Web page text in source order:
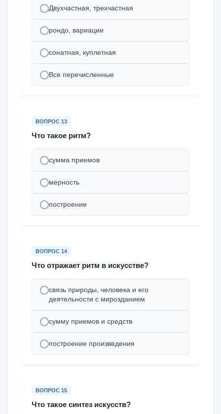
Двухчастная, трехчастная
рондо, вариации
сонатная, куплетная
Все перечисленные
ВОПРОС 13
Что такое ритм?
сумма приемов
мерность
построение
ВОПРОС 14
Что отражает ритм в искусстве?
связь природы, человека и его
деятельности с мирозданием
сумму приемов и средств
построение произведения
ВОПРОС 15
Что такое синтез искусств?